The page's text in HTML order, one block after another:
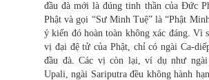
đầu đà mới là đúng tinh thần của Đức
Phật và gọi “Sư Minh Tuệ” là “Phật
ý kiến đó hoàn toàn không xác đáng. Vì
vị đại đệ tử của Phật, chỉ có ngài Ca-
đầu đà. Các vị còn lại, ví dụ như ngài
Upali, ngài Sariputra đều không hành